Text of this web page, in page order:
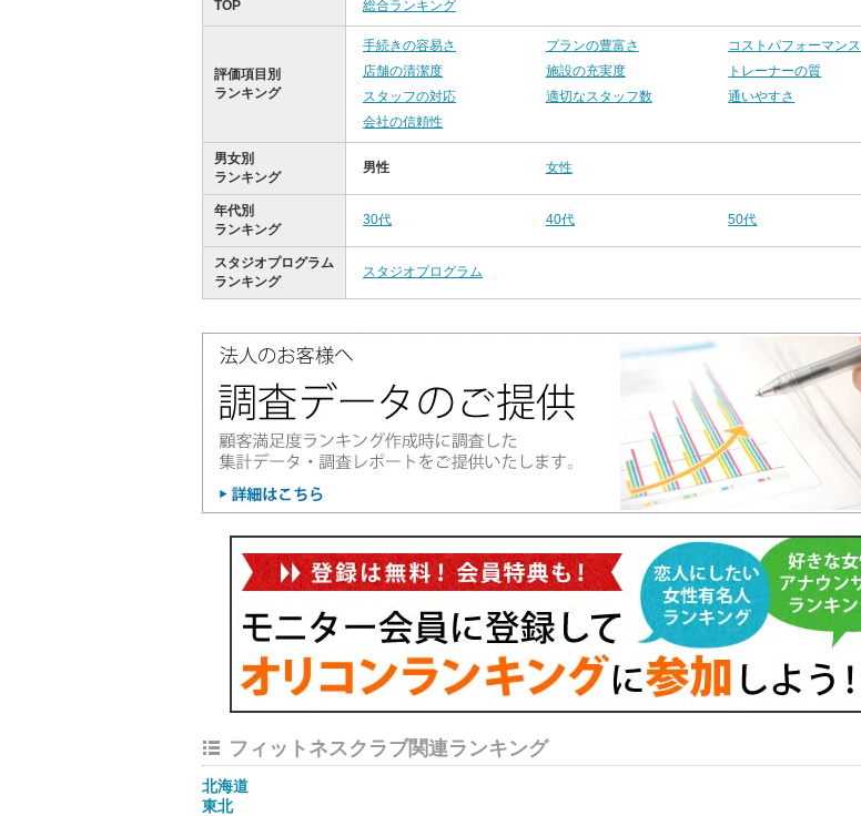
TOP 総合ランキング
評価項目別
ランキング
手続きの容易さ プランの豊富さ
コストパフォーマンス
店舗の清潔度
施設の充実度
トレーナーの質
スタッフの対応
適切なスタッフ数
通いやすさ
会社の信頼性
男女別
ランキング
男性 女性
年代別
ランキング
30代 40代 50代
スタジオプログラム
ランキング
スタジオプログラム
フィットネスクラブ関連ランキング
北海道
東北